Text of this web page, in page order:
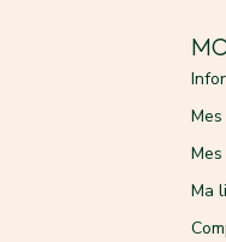
Ma